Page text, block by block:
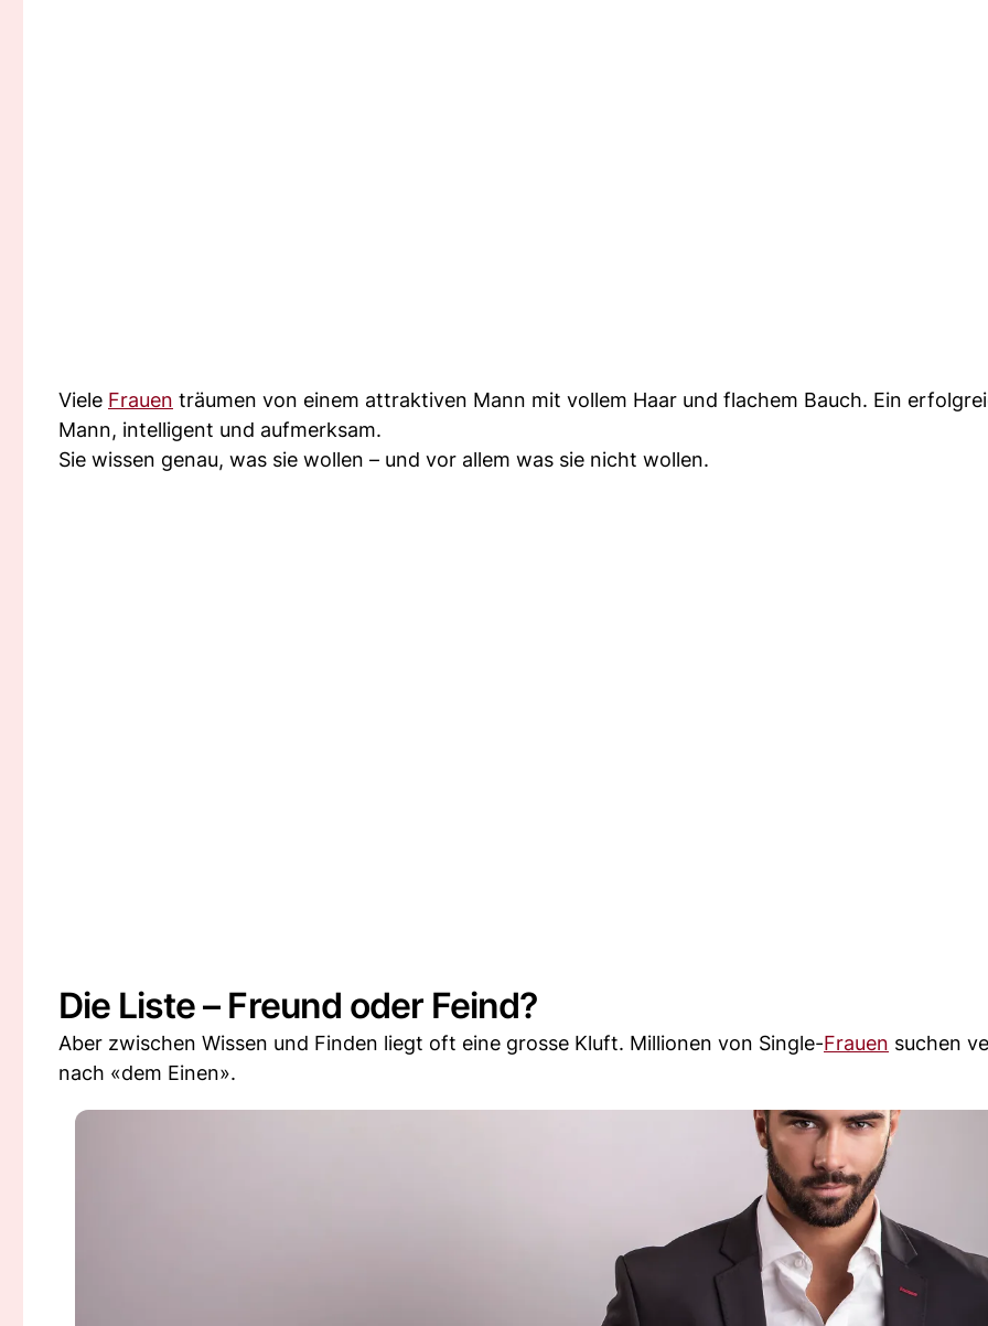
Viele Frauen träumen von einem attraktiven Mann mit vollem Haar und flachem Bauch. Ein
Mann, intelligent und aufmerksam.
Sie wissen genau, was sie wollen – und vor allem was sie nicht wollen.
Die Liste – Freund oder Feind?
Aber zwischen Wissen und Finden liegt oft eine grosse Kluft. Millionen von Single-Frauen suchen
nach «dem Einen».